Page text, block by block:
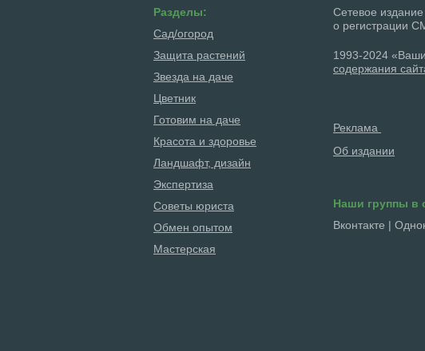
Разделы:
Сад/огород
Защита растений
Звезда на даче
Цветник
Готовим на даче
Красота и здоровье
Ландшафт, дизайн
Экспертиза
Советы юриста
Обмен опытом
Мастерская
Сетевое
о регистрации
1993-2024
содержания
Реклама
Об издании
Наши группы в
Вконтакте |